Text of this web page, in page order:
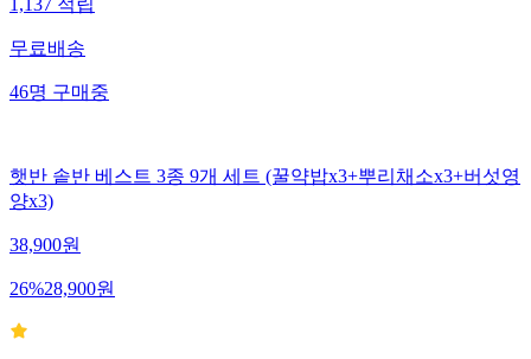
1,137적립
무료배송
46명구매중
햇반 솥반 베스트 3종 9개 세트 (꿀약밥x3+뿌리채소x3+버섯영
양x3)
38,900원
26%28,900원